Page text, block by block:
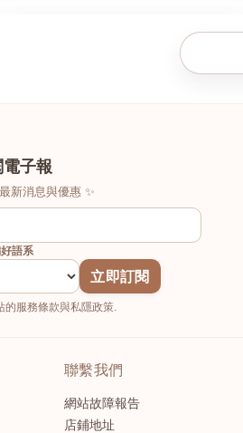
子報
新消息與優惠 ✨
語系
立即訂閱
的服務條款與私隱政策.
聯繫我們
網站故障報告
店鋪地址